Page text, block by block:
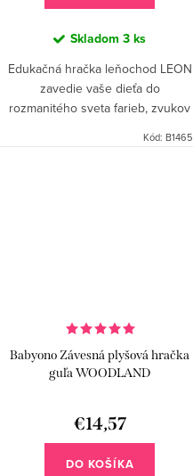
Skladom 3 ks
Edukačná hračka leňochod LEON
zavedie vaše dieťa do
rozmanitého sveta farieb, zvukov
plastovej úchytke je vhodná pre
Kód: B1465
Babyono Závesná plyšová hračka
guľa WOODLAND
€14,57
DO KOŠÍKA